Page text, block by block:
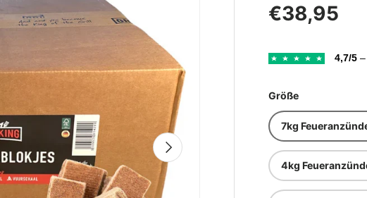
Nächste
Normaler
€38,95
4,7/5
Größe
7kg
4kg